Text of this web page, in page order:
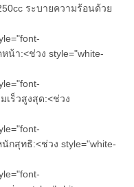
ระบายความร้อนด้วย
น้า:<ช่วง style="white-
เร็วสูงสุด:<ช่วง
กสุทธิ:<ช่วง style="white-